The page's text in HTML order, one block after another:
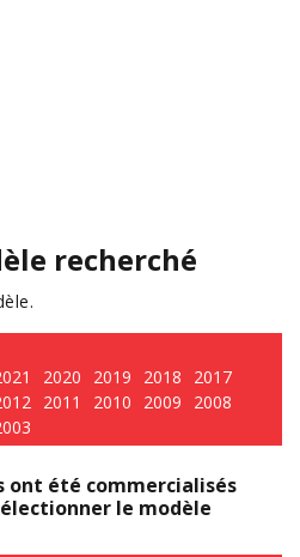
recherché
2020 2019 2018
2017
2011 2010 2009
2008
ont été commercialisés
le modèle